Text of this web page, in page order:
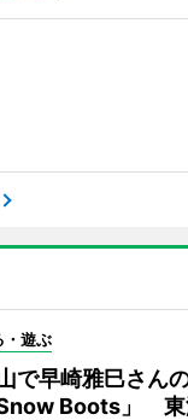
・遊ぶ
で早崎雅巳さん
Snow Boots」 東